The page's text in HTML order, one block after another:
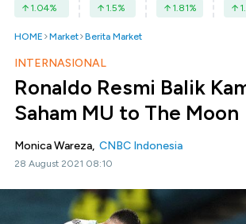
1.04% 1.5% 1.81%
HOME Market Berita Market
INTERNASIONAL
Ronaldo Resmi Balik
Saham MU to The Moon
Monica Wareza, CNBC Indonesia
28 August 2021 08:10